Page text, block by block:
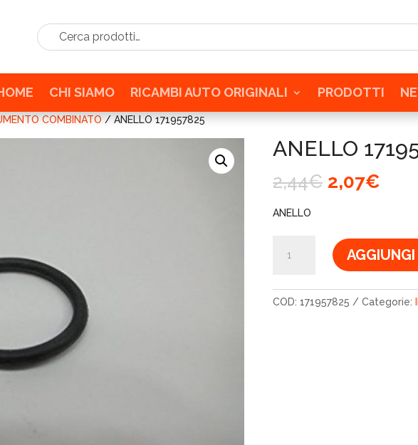
Cerca prodotti…
CHI SIAMO RICAMBI AUTO ORIGINALI PRODOTTI
COMBINATO / ANELLO 171957825
ANELLO
2,44€ Il
prezzo
2,44€.
2,07€
ANELLO
171957825
COD:171957825 Categorie: